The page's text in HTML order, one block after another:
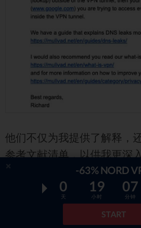
他们不仅为我提供了解释，
参考文献清单，以供我更深
即使他们没有实时聊天，他
Mullvad价格和提供的
-63% NORD
0
天
19
小时
07
分钟
START